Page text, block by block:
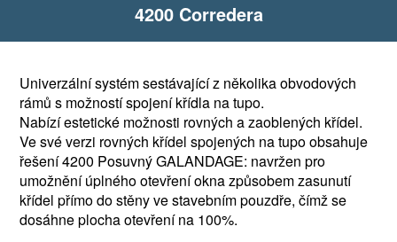
4200 Corredera
Univerzální systém sestávající z několika obvodových
rámů s možností spojení křídla na tupo.
Nabízí estetické možnosti rovných a zaoblených křídel.
Ve své verzi rovných křídel spojených na tupo obsahuje
řešení 4200 Posuvný GALANDAGE: navržen pro
umožnění úplného otevření okna způsobem zasunutí
křídel přímo do stěny ve stavebním pouzdře, čímž se
dosáhne plocha otevření na 100%.